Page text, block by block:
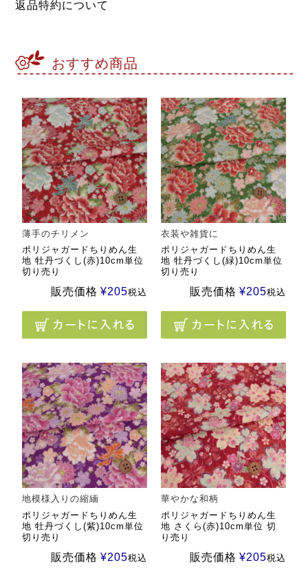
返品特約について
おすすめ商品
薄手のチリメン
ポリジャガードちりめん生
地 牡丹づくし(赤)10cm単位
切り売り
販売価格 ¥205税込
衣装や雑貨に
ポリジャガードちりめん生
地 牡丹づくし(緑)10cm単位
切り売り
販売価格 ¥205税込
地模様入りの縮緬
ポリジャガードちりめん生
地 牡丹づくし(紫)10cm単位
切り売り
販売価格 ¥205税込
華やかな和柄
ポリジャガードちりめん生
地 さくら(赤)10cm単位 切
り売り
販売価格 ¥205税込